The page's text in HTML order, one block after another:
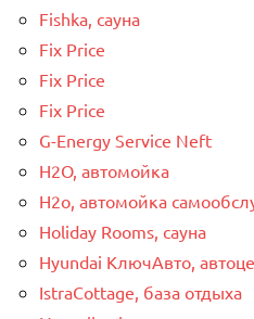
Fishka, сауна
Fix Price
Fix Price
Fix Price
G-Energy Service Neft
H2O, автомойка
H2o, автомойка
Holiday Rooms, сауна
Hyundai КлючАвто,
IstraCottage, база отдыха